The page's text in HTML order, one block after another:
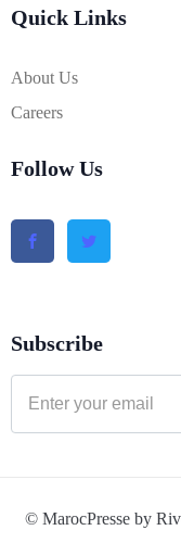
Quick Links
About Us
Careers
Follow Us
Subscribe
© MarocPresse by